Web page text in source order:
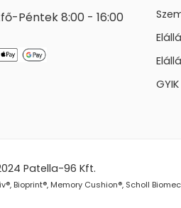
Péntek 8:00 - 16:00
GYIK
Patella-96 Kft.
Bioprint®, Memory Cushion®, Scholl